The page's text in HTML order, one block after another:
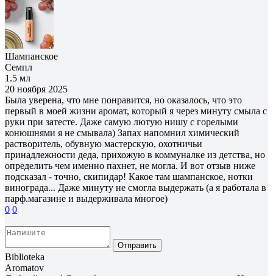
Шампанское
Семпл
1.5 мл
20 ноября 2025
Была уверена, что мне понравится, но оказалось, что это
первый в моей жизни аромат, который я через минуту смыла с
руки при затесте. Даже самую лютую нишу с горелыми
конюшнями я не смывала) Запах напомнил химический
растворитель, обувную мастерскую, охотничьи
принадлежности деда, прихожую в коммуналке из детства, но
определить чем именно пахнет, не могла. И вот отзыв ниже
подсказал - точно, скипидар! Какое там шампанское, нотки
винограда... Даже минуту не смогла выдержать (а я работала в
парф.магазине и выдерживала многое)
0 0
Отправить
Biblioteka
Aromatov